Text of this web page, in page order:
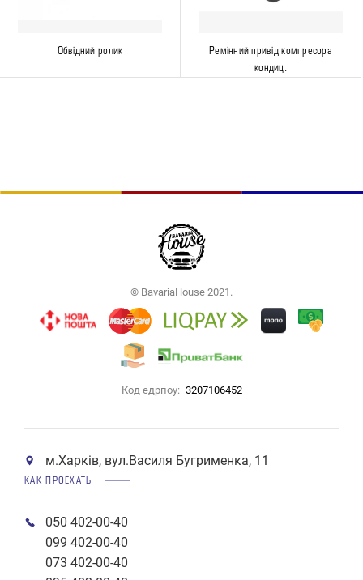
Обвідний ролик
Ремінний привід компресора
кондиц.
© BavariaHouse 2021.
Код едрпоу: 3207106452
м.Харків, вул.Василя Бугрименка, 11
КАК ПРОЕХАТЬ
050 402-00-40
099 402-00-40
073 402-00-40